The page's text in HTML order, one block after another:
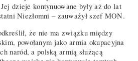
dzieje kontynuowane były aż do lat
Niezłomni – zauważył szef MON.
że nie ma związku między
powołanym jako armia okupacyjna
naród, a polską armią służącą